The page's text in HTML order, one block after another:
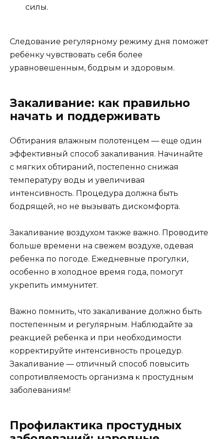
силы.
Следование регулярному режиму дня поможет
ребёнку чувствовать себя более
уравновешенным, бодрым и здоровым.
Закаливание: как правильно
начать и поддерживать
Обтирания влажным полотенцем — еще один
эффективный способ закаливания. Начинайте
с мягких обтираний, постепенно снижая
температуру воды и увеличивая
интенсивность. Процедура должна быть
бодрящей, но не вызывать дискомфорта.
Закаливание воздухом также важно. Проводите
больше времени на свежем воздухе, одевая
ребенка по погоде. Ежедневные прогулки,
особенно в холодное время года, помогут
укрепить иммунитет.
Важно помнить, что закаливание должно быть
постепенным и регулярным. Наблюдайте за
реакцией ребенка и при необходимости
корректируйте интенсивность процедур.
Закаливание — отличный способ повысить
сопротивляемость организма к простудным
заболеваниям!
Профилактика простудных